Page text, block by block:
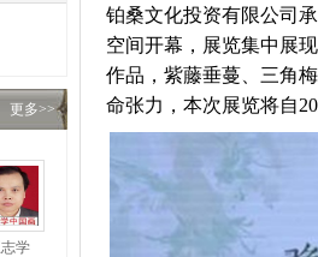
更多>>
学
铂桑文化投资有限公司
空间开幕，展览集中展
作品，紫藤垂蔓、三角
命张力，本次展览将自